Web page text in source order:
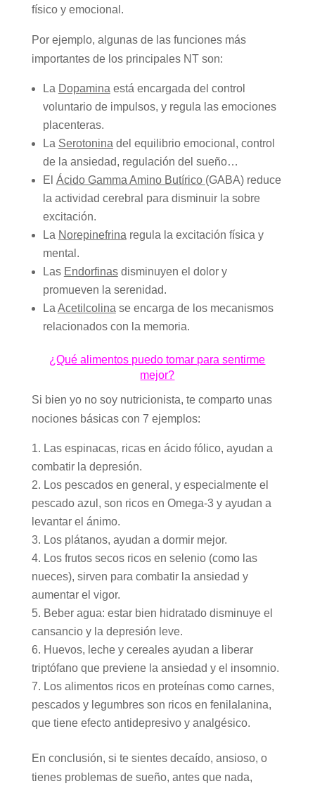
físico y emocional.
Por ejemplo, algunas de las funciones más
importantes de los principales NT son:
La Dopamina está encargada del control
voluntario de impulsos, y regula las emociones
placenteras.
La Serotonina del equilibrio emocional, control
de la ansiedad, regulación del sueño…
El Ácido Gamma Amino Butírico (GABA) reduce
la actividad cerebral para disminuir la sobre
excitación.
La Norepinefrina regula la excitación física y
mental.
Las Endorfinasdisminuyen el dolor y
promueven la serenidad.
La Acetilcolina se encarga de los mecanismos
relacionados con la memoria.
¿Qué alimentos puedo tomar para sentirme
mejor?
Si bien yo no soy nutricionista, te comparto unas
nociones básicas con 7 ejemplos:
Las espinacas, ricas en ácido fólico, ayudan a
combatir la depresión.
Los pescados en general, y especialmente el
pescado azul, son ricos en Omega-3 y ayudan a
levantar el ánimo.
Los plátanos, ayudan a dormir mejor.
Los frutos secos ricos en selenio (como las
nueces), sirven para combatir la ansiedad y
aumentar el vigor.
Beber agua: estar bien hidratado disminuye el
cansancio y la depresión leve.
Huevos, leche y cereales ayudan a liberar
triptófano que previene la ansiedad y el insomnio.
Los alimentos ricos en proteínas como carnes,
pescados y legumbres son ricos en fenilalanina,
que tiene efecto antidepresivo y analgésico.
En conclusión, si te sientes decaído, ansioso, o
tienes problemas de sueño, antes que nada,